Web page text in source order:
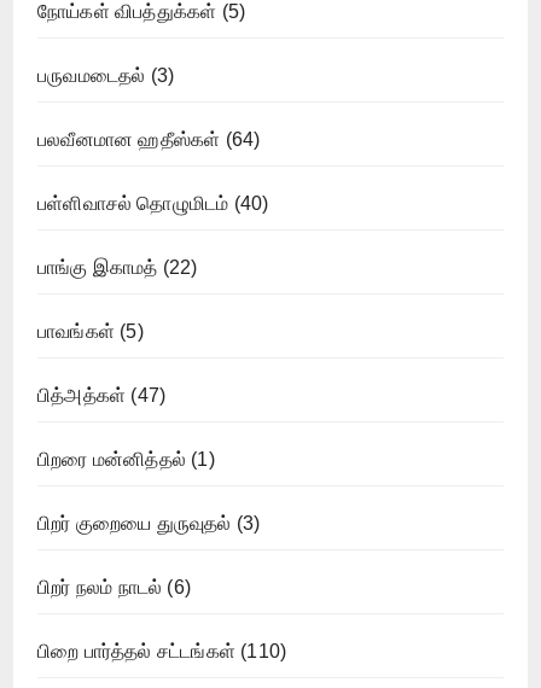
நோய்கள் விபத்துக்கள் (5)
பருவமடைதல் (3)
பலவீனமான ஹதீஸ்கள் (64)
பள்ளிவாசல் தொழுமிடம் (40)
பாங்கு இகாமத் (22)
பாவங்கள் (5)
பித்அத்கள் (47)
பிறரை மன்னித்தல் (1)
பிறர் குறையை துருவுதல் (3)
பிறர் நலம் நாடல் (6)
பிறை பார்த்தல் சட்டங்கள் (110)